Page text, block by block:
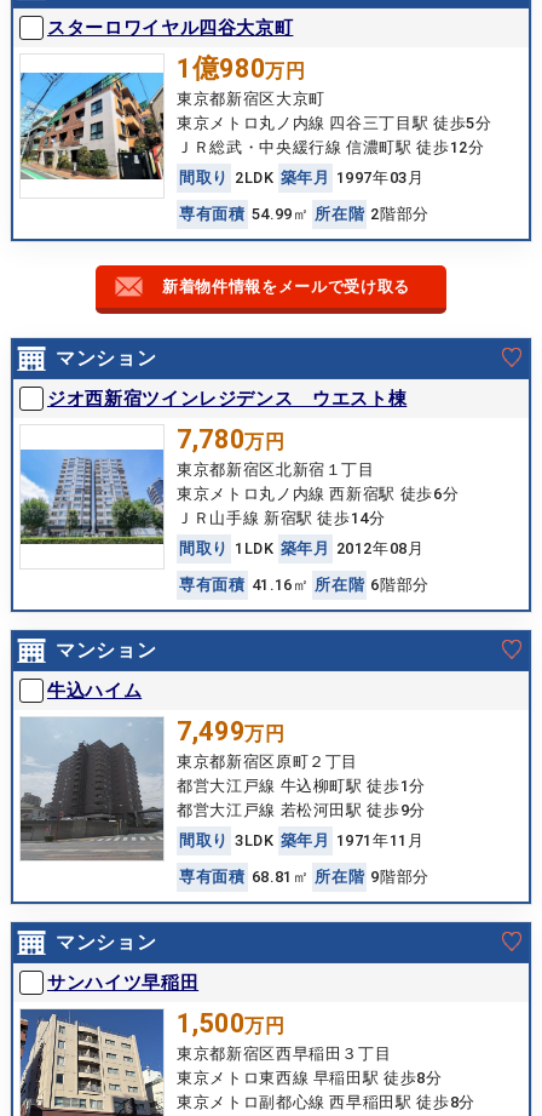
スターロワイヤル四谷大京町
1億980万円
東京都新宿区大京町
東京メトロ丸ノ内線 四谷三丁目駅 徒歩5分
ＪＲ総武・中央緩行線 信濃町駅 徒歩12分
間 取 り 2LDK 築年 月
1997年03月
専有面積 54.99㎡ 所在 階 2階部分
新着物件情報をメールで受け取る
マンション
ジオ西新宿ツインレジデンス ウエスト棟
7,780万円
東京都新宿区北新宿１丁目
東京メトロ丸ノ内線 西新宿駅 徒歩6分
ＪＲ山手線 新宿駅 徒歩14分
間 取 り 1LDK 築年 月
2012年08月
専有面積 41.16㎡ 所在 階 6階部分
マンション
牛込ハイム
7,499万円
東京都新宿区原町２丁目
都営大江戸線 牛込柳町駅 徒歩1分
都営大江戸線 若松河田駅 徒歩9分
間 取 り 3LDK 築年 月
1971年11月
専有面積 68.81㎡ 所在 階 9階部分
マンション
サンハイツ早稲田
1,500万円
東京都新宿区西早稲田３丁目
東京メトロ東西線 早稲田駅 徒歩8分
東京メトロ副都心線 西早稲田駅 徒歩8分